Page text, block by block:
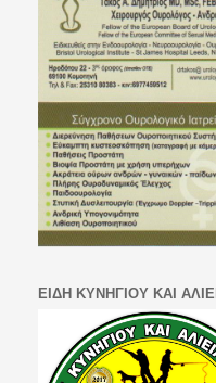
ΕΙΔΗ ΚΥΝΗΓΙΟΥ ΚΑΙ